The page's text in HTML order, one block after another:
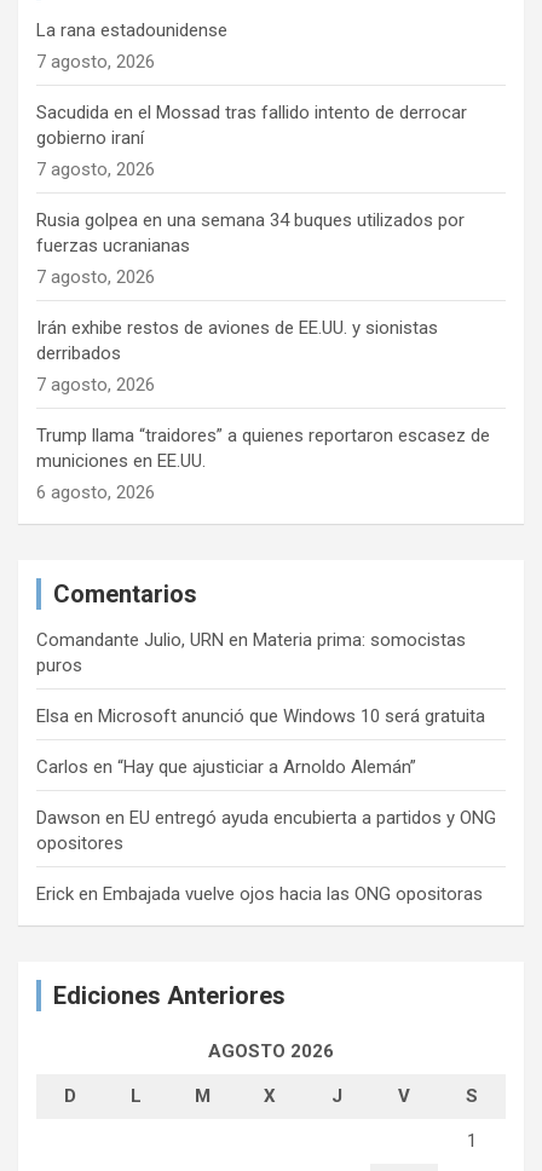
La rana estadounidense
7 agosto, 2026
Sacudida en el Mossad tras fallido intento de derrocar
gobierno iraní
7 agosto, 2026
Rusia golpea en una semana 34 buques utilizados por
fuerzas ucranianas
7 agosto, 2026
Irán exhibe restos de aviones de EE.UU. y sionistas
derribados
7 agosto, 2026
Trump llama “traidores” a quienes reportaron escasez de
municiones en EE.UU.
6 agosto, 2026
Comentarios
Comandante Julio, URN en Materia prima: somocistas
puros
Elsa en Microsoft anunció que Windows 10 será gratuita
Carlos en “Hay que ajusticiar a Arnoldo Alemán”
Dawson en EU entregó ayuda encubierta a partidos y ONG
opositores
Erick en Embajada vuelve ojos hacia las ONG opositoras
Ediciones Anteriores
AGOSTO 2026
D L M X J V S
1